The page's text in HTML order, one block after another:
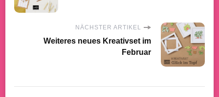
NÄCHSTER ARTIKEL
Weiteres neues Kreativset im
Februar